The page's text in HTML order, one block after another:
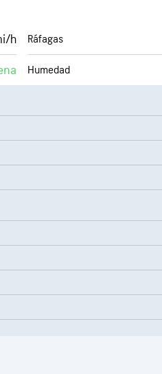
h Ráfagas
Humedad
Nubosidad
%
Visibilidad